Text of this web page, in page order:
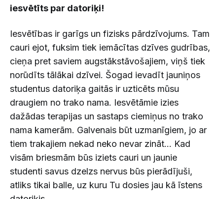
iesvētīts par datoriķi!
Iesvētības ir garīgs un fizisks pārdzīvojums. Tam
cauri ejot, fuksim tiek iemācītas dzīves gudrības,
cieņa pret saviem augstākstāvošajiem, viņš tiek
norūdīts tālākai dzīvei. Šogad ievadīt jauniņos
studentus datoriķa gaitās ir uzticēts mūsu
draugiem no trako nama. Iesvētāmie izies
dažādas terapijas un sastaps ciemiņus no trako
nama kamerām. Galvenais būt uzmanīgiem, jo ar
tiem trakajiem nekad neko nevar zināt... Kad
visām briesmām būs iziets cauri un jaunie
studenti savus dzelzs nervus būs pierādījuši,
atliks tikai balle, uz kuru Tu dosies jau kā īstens